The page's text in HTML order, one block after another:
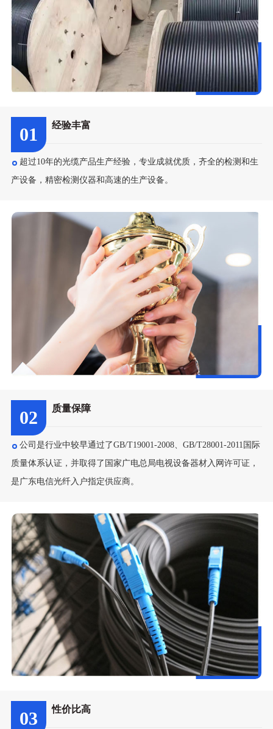
01 经验丰富
超过10年的光缆产品生产经验，专业成就优质，齐全的检测和生
产设备，精密检测仪器和高速的生产设备。
02 质量保障
公司是行业中较早通过了GB/T19001-2008、GB/T28001-2011国际
质量体系认证，并取得了国家广电总局电视设备器材入网许可证，
是广东电信光纤入户指定供应商。
03 性价比高